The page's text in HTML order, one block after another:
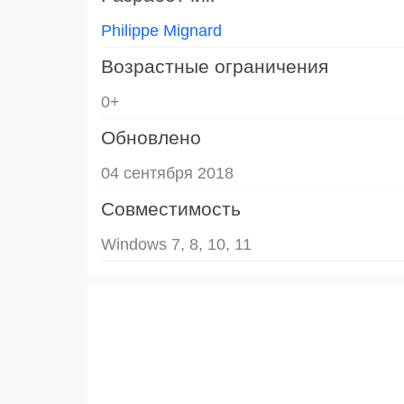
Philippe Mignard
Возрастные ограничения
0+
Обновлено
04 сентября 2018
Совместимость
Windows 7, 8, 10, 11